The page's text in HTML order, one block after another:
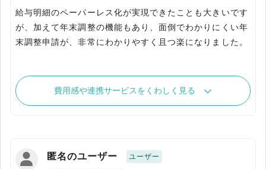
給与明細のペーパーレス化が実現できたことも大きいです
が、加えて年末調整の機能もあり、面倒でわかりにくい年
費用感や連携サービスをくわしく見る
匿名のユーザー ユーザー